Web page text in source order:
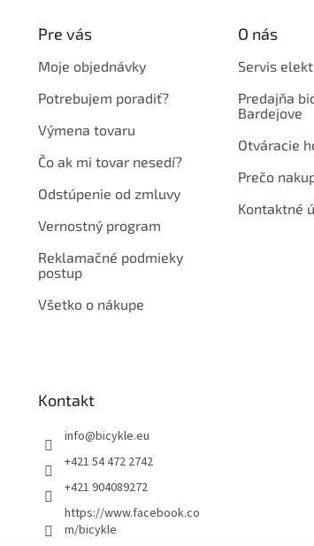
Pre vás
Moje objednávky
Potrebujem poradiť?
Výmena tovaru
Čo ak mi tovar nesedí?
Odstúpenie od zmluvy
Vernostný program
Reklamačné podmieky
postup
Všetko o nákupe
O nás
Servis
Predajňa
Bardejove
Otváracie
Prečo
Kontaktné
Kontakt
info@bicykle.eu
+421 54 472 2742
+421 904089272
https://www.facebook.co
m/bicykle